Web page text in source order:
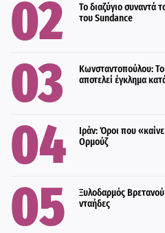
Το διαζύγιο συναντά
του Sundance
Κωνσταντοπούλου:
αποτελεί έγκλημα
Ιράν: Όροι που
Ορμούζ
Ξυλοδαρμός
νταήδες